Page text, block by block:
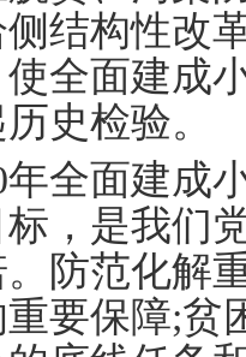
结构性改
全面建成
史检验。
面建成小
，是我们
防范化解
要保障;贫